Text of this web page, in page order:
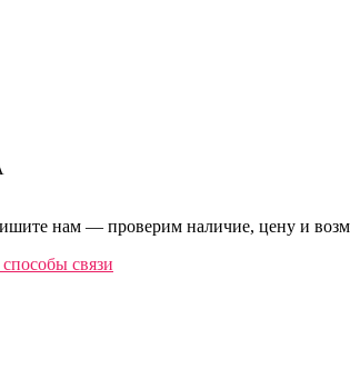
нам — проверим наличие, цену и
связи